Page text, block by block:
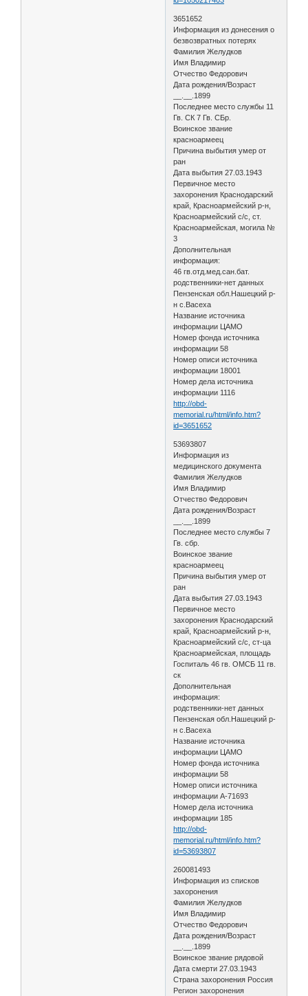
3651652
Информация из донесения о
безвозвратных потерях
Фамилия Желудков
Имя Владимир
Отчество Федорович
Дата рождения/Возраст
__.__.1899
Последнее место службы 11
Гв. СК 7 Гв. СБр.
Воинское звание
красноармеец
Причина выбытия умер от
ран
Дата выбытия 27.03.1943
Первичное место
захоронения Краснодарский
край, Красноармейский р-н,
Красноармейский с/с, ст.
Красноармейская, могила №
3
Дополнительная
информация:
46 гв.отд.мед.сан.бат.
родственники-нет данных
Пензенская обл.Нашецкий р-
н с.Васеха
Название источника
информации ЦАМО
Номер фонда источника
информации 58
Номер описи источника
информации 18001
Номер дела источника
информации 1116
http://obd-
memorial.ru/html/info.htm?
id=3651652
53693807
Информация из
медицинского документа
Фамилия Желудков
Имя Владимир
Отчество Федорович
Дата рождения/Возраст
__.__.1899
Последнее место службы 7
Гв. сбр.
Воинское звание
красноармеец
Причина выбытия умер от
ран
Дата выбытия 27.03.1943
Первичное место
захоронения Краснодарский
край, Красноармейский р-н,
Красноармейский с/с, ст-ца
Красноармейская, площадь
Госпиталь 46 гв. ОМСБ 11 гв.
ск
Дополнительная
информация:
родственники-нет данных
Пензенская обл.Нашецкий р-
н с.Васеха
Название источника
информации ЦАМО
Номер фонда источника
информации 58
Номер описи источника
информации А-71693
Номер дела источника
информации 185
http://obd-
memorial.ru/html/info.htm?
id=53693807
260081493
Информация из списков
захоронения
Фамилия Желудков
Имя Владимир
Отчество Федорович
Дата рождения/Возраст
__.__.1899
Воинское звание рядовой
Дата смерти 27.03.1943
Страна захоронения Россия
Регион захоронения